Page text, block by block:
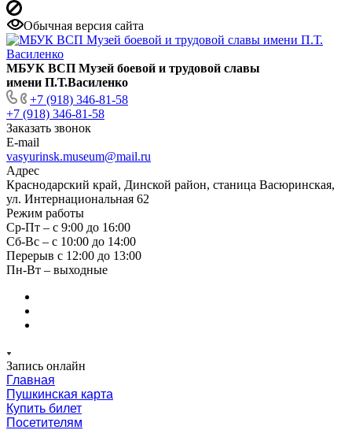
Обычная версия сайта
МБУК ВСП Музей боевой и трудовой славы
имени П.Т.Василенко
+7 (918) 346-81-58
+7 (918) 346-81-58
Заказать звонок
E-mail
vasyurinsk.museum@mail.ru
Адрес
Краснодарский край, Динской район, станица Васюринская,
ул. Интернациональная 62
Режим работы
Ср-Пт – с 9:00 до 16:00
Сб-Вс – с 10:00 до 14:00
Перерыв с 12:00 до 13:00
Пн-Вт – выходные
Запись онлайн
Главная
Пушкинская карта
Купить билет
Посетителям